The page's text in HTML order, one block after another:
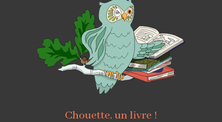
Chouette, un livre !